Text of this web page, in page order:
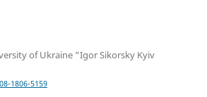
of Ukraine “Igor Sikorsky Kyiv
1806-5159